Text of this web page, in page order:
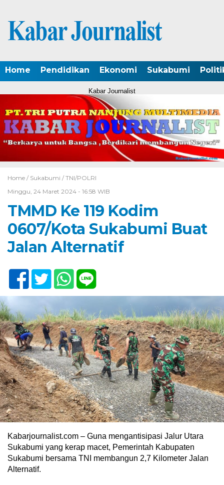
Home Pendidikan Ekonomi Sukabumi
Kabar Journalist
Home / Sukabumi / TNI/POLRI
Minggu, 24 Maret 2024 - 16:58 WIB
TMMD Ke 119 Kodim
0607/Kota Sukabumi Buat
Jalan Alternatif
Kabarjournalist.com – Guna mengantisipasi Jalur Utara
Sukabumi yang kerap macet, Pemerintah Kabupaten
Sukabumi bersama TNI membangun 2,7 Kilometer Jalan
Alternatif.